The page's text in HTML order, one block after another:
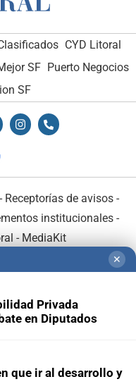
CYD Litoral
SF Puerto Negocios
SF
- Receptorías de avisos -
institucionales-
- MediaKit
con:
✕
Privada
en Diputados
que ir al desarrollo y